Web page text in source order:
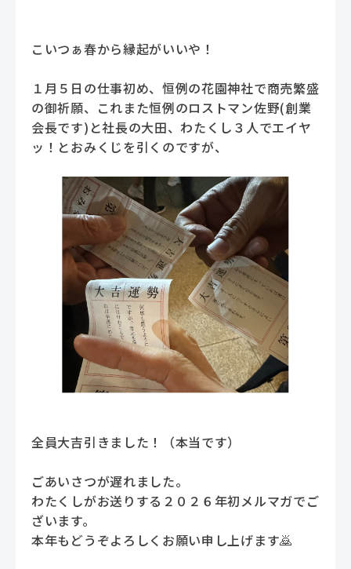
こいつぁ春から縁起がいいや！
１月５日の仕事初め、恒例の花園神社で商売繁盛
の御祈願、これまた恒例のロストマン佐野(創業
会長です)と社長の大田、わたくし３人でエイヤ
ッ！とおみくじを引くのですが、
全員大吉引きました！（本当です）
ごあいさつが遅れました。
わたくしがお送りする２０２６年初メルマガでご
ざいます。
本年もどうぞよろしくお願い申し上げます🙇